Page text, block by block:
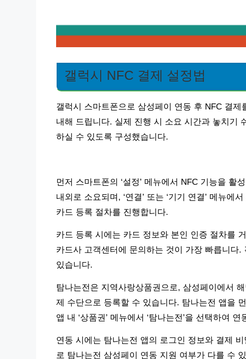
갤럭시 NFC 결제 설정법
갤럭시 스마트폰으로 삼성페이 연동 후 NFC 결
내해 드립니다. 실제 진행 시 소요 시간과 놓치기
하실 수 있도록 구성했습니다.
먼저 스마트폰의 ‘설정’ 메뉴에서 NFC 기능을
내외로 소요되며, ‘연결’ 또는 ‘기기 연결’ 메뉴
카드 등록 절차를 진행합니다.
카드 등록 시에는 카드 정보와 본인 인증 절차를
카드사 고객센터에 문의하는 것이 가장 빠릅니다
있습니다.
탐나는전은 지역사랑상품권으로, 삼성페이에서
제 수단으로 등록할 수 있습니다. 탐나는전 앱을
앱 내 ‘상품권’ 메뉴에서 ‘탐나는전’을 선택하여
연동 시에는 탐나는전 앱의 로그인 정보와 결제
로 탐나는전 삼성페이 연동 지원 여부가 다를 수